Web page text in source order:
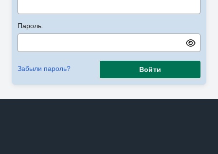
Пароль:
Забыли пароль? Войти